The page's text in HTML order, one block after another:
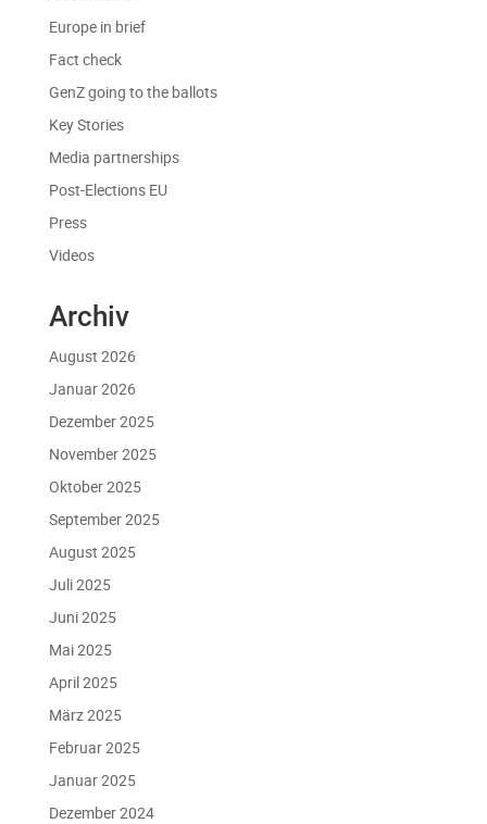
Europe in brief
Fact check
GenZ going to the ballots
Key Stories
Media partnerships
Post-Elections EU
Press
Videos
Archiv
August 2026
Januar 2026
Dezember 2025
November 2025
Oktober 2025
September 2025
August 2025
Juli 2025
Juni 2025
Mai 2025
April 2025
März 2025
Februar 2025
Januar 2025
Dezember 2024